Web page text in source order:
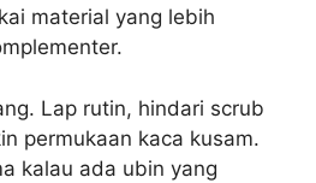
material yang lebih
Lap rutin, hindari scrub
permukaan kaca kusam.
kalau ada ubin yang